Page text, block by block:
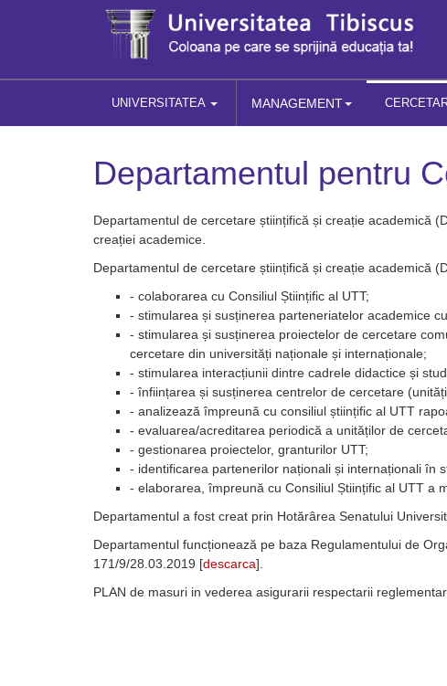
UNIVERSITATEA MANAGEMENT
Departamentul pentru
Departamentul de cercetare științifică și creație academică
creației academice.
Departamentul de cercetare științifică și creație academică
- colaborarea cu Consiliul Științific al UTT;
- stimularea și susținerea parteneriatelor academice
- stimularea și susținerea proiectelor de cercetare
cercetare din universități naționale și internaționale;
- stimularea interacțiunii dintre cadrele didactice și
- înființarea și susținerea centrelor de cercetare
- analizează împreună cu consiliul științific al UTT
- evaluarea/acreditarea periodică a unităților de
- gestionarea proiectelor, granturilor UTT;
- identificarea partenerilor naționali și internaționali în
- elaborarea, împreună cu Consiliul Științific al UTT a
Departamentul a fost creat prin Hotărârea Senatului
Departamentul funcționează pe baza Regulamentului de
171/9/28.03.2019 [descarca].
PLAN de masuri in vederea asigurarii respectarii